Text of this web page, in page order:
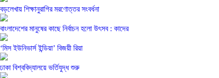
বড়লেখায় শিক্ষানুরাগির মরণোত্তর সংবর্ধনা
বাংলাদেশের মানুষের কাছে নির্বাচন হলো উৎসব : কাদের
‘মিস ইউনিভার্স ইন্ডিয়া’ বিজয়ী রিয়া
ঢাকা বিশ্ববিদ্যালয়ে ভর্তিযুদ্ধ শুরু